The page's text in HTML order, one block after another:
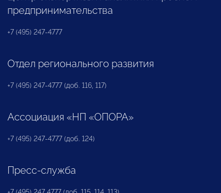
предпринимательства
+7 (495) 247-4777
Отдел регионального развития
+7 (495) 247-4777 (доб. 116, 117)
Ассоциация «НП «ОПОРА»
+7 (495) 247-4777 (доб. 124)
Пресс-служба